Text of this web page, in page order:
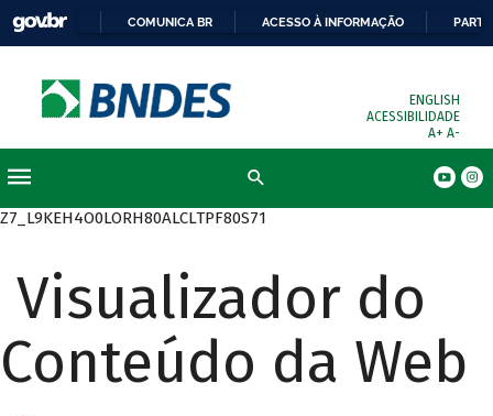
COMUNICA BR ACESSO À INFORMAÇÃO
ENGLISH
ACESSIBILIDADE
A+ A-
Z7_L9KEH4O0LORH80ALCLTPF80S71
Visualizador do
Conteúdo da Web